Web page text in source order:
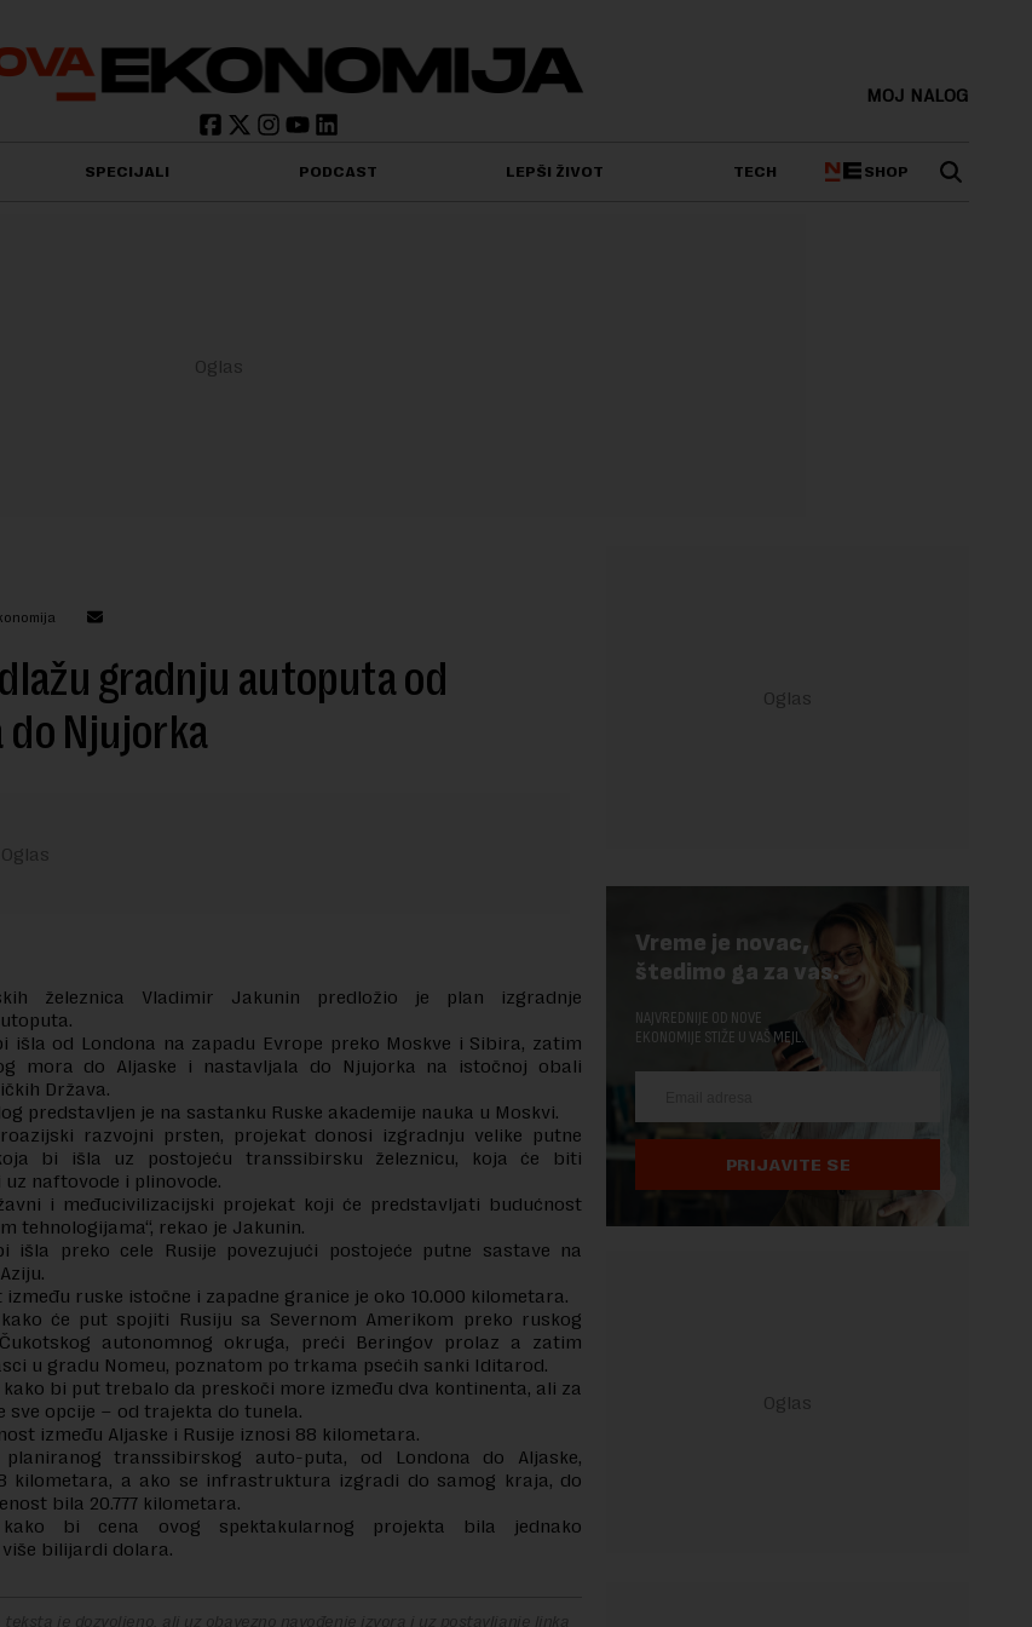
MOJ NALOG
SPECIJALI PODCAST LEPŠI ŽIVOT TECH SHOP
gradnju autoputa od
do Njujorka
železnica Vladimir Jakunin predložio je plan izgradnje
išla od Londona na zapadu Evrope preko Moskve i Sibira, zatim
mora do Aljaske i nastavljala do Njujorka na istočnoj obali
Država.
predstavljen je na sastanku Ruske akademije nauka u Moskvi.
razvojni prsten, projekat donosi izgradnju velike putne
bi išla uz postojeću transsibirsku železnicu, koja će biti
naftovode i plinovode.
i međucivilizacijski projekat koji će predstavljati budućnost
tehnologijama“, rekao je Jakunin.
išla preko cele Rusije povezujući postojeće putne sastave na
između ruske istočne i zapadne granice je oko 10.000 kilometara.
će put spojiti Rusiju sa Severnom Amerikom preko ruskog
autonomnog okruga, preći Beringov prolaz a zatim
u gradu Nomeu, poznatom po trkama psećih sanki Iditarod.
bi put trebalo da preskoči more između dva kontinenta, ali za
sve opcije – od trajekta do tunela.
između Aljaske i Rusije iznosi 88 kilometara.
planiranog transsibirskog auto-puta, od Londona do Aljaske,
kilometara, a ako se infrastruktura izgradi do samog kraja, do
bila 20.777 kilometara.
bi cena ovog spektakularnog projekta bila jednako
bilijardi dolara.
teksta je dozvoljeno, ali uz obavezno navođenje izvora i uz postavljanje linka
Vreme je novac,
štedimo ga za vas.
NAJVREDNIJE OD NOVE
EKONOMIJE STIŽE U VAŠ MEJL.
PRIJAVITE SE